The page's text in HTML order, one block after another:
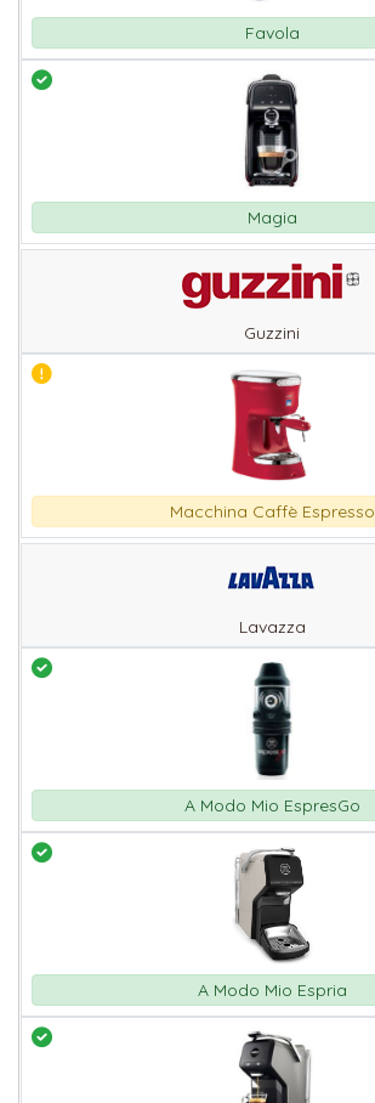
Favola
Magia
Guzzini
Macchina Caffè Espresso
Lavazza
A Modo Mio EspresGo
A Modo Mio Espria